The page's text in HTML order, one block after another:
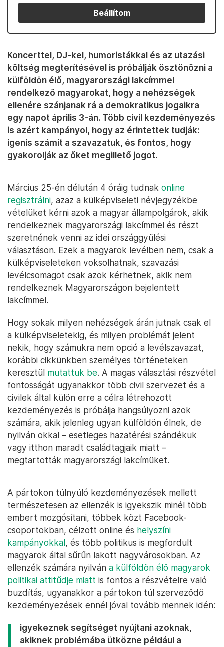
Beállítom
Koncerttel, DJ-kel, humoristákkal és az utazási
költség megterítésével is próbálják ösztönözni a
külföldön élő, magyarországi lakcímmel
rendelkező magyarokat, hogy a nehézségek
ellenére szánjanak rá a demokratikus jogaikra
egy napot április 3-án. Több civil kezdeményezés
is azért kampányol, hogy az érintettek tudják:
igenis számít a szavazatuk, és fontos, hogy
gyakorolják az őket megillető jogot.
Március 25-én délután 4 óráig tudnak online
regisztrálni, azaz a külképviseleti névjegyzékbe
vételüket kérni azok a magyar állampolgárok, akik
rendelkeznek magyarországi lakcímmel és részt
szeretnének venni az idei országgyűlési
választáson. Ezek a magyarok levélben nem, csak a
külképviseleteken voksolhatnak, szavazási
levélcsomagot csak azok kérhetnek, akik nem
rendelkeznek Magyarországon bejelentett
lakcímmel.
Hogy sokak milyen nehézségek árán jutnak csak el
a külképviseletekig, és milyen problémát jelent
nekik, hogy számukra nem opció a levélszavazat,
korábbi cikkünkben személyes történeteken
keresztül mutattuk be. A magas választási részvétel
fontosságát ugyanakkor több civil szervezet és a
civilek által külön erre a célra létrehozott
kezdeményezés is próbálja hangsúlyozni azok
számára, akik jelenleg ugyan külföldön élnek, de
nyilván okkal – esetleges hazatérési szándékuk
vagy itthon maradt családtagjaik miatt –
megtartották magyarországi lakcímüket.
A pártokon túlnyúló kezdeményezések mellett
természetesen az ellenzék is igyekszik minél több
embert mozgósítani, többek közt Facebook-
csoportokban, célzott online és helyszíni
kampányokkal, és több politikus is megfordult
magyarok által sűrűn lakott nagyvárosokban. Az
ellenzék számára nyilván a külföldön élő magyarok
politikai attitűdje miatt is fontos a részvételre való
buzdítás, ugyanakkor a pártokon túl szerveződő
kezdeményezések ennél jóval tovább mennek idén:
igyekeznek segítséget nyújtani azoknak,
akiknek problémába ütközne például a